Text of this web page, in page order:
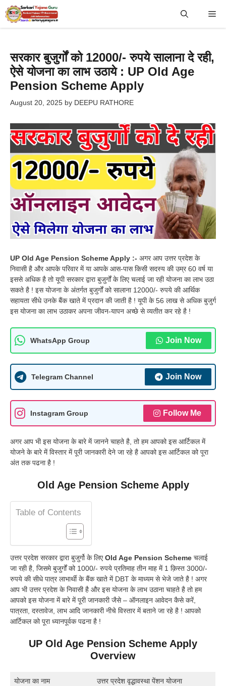
Skip
to
सरकार बुजुर्गों को 12000/- रुपये सालाना दे रही,
ऐसे योजना का लाभ उठाये : UP Old Age
Pension Scheme Apply
August 20, 2025 by DEEPU RATHORE
UP Old Age Pension Scheme Apply :- अगर आप उत्तर प्रदेश के
निवासी है और आपके परिवार में या आपके आस-पास किसी सदस्य की उम्र 60 वर्ष या
इससे अधिक है तो यूपी सरकार द्वारा बुजुर्गों के लिए चलाई जा रही योजना का लाभ उठा
सकते है ! इस योजना के अंतर्गत बुजुर्गों को सालाना 12000/- रुपये की आर्थिक
सहायता सीधे उनके बैंक खाते में प्रदान की जाती है ! यूपी के 56 लाख से अधिक बुजुर्ग
इस योजना का लाभ उठाकर अपना जीवन-यापन अच्छे से व्यतीत कर रहे है !
WhatsApp Group Join Now
Telegram Channel Join Now
Instagram Group Follow Me
अगर आप भी इस योजना के बारे में जानने चाहते है, तो हम आपको इस आर्टिकल में
योजने के बारे में विस्तार में पूरी जानकारी देने जा रहे है आपको इस आर्टिकल को पूरा
अंत तक पढना है !
Old Age Pension Scheme Apply
Table of Contents
उत्तर प्रदेश सरकार द्वारा बुजुर्गो के लिएOld Age Pension Scheme चलाई
जा रही है, जिसमे बुजुर्गों को 1000/- रुपये प्रतिमाह तीन माह में 1 क़िस्त 3000/-
रुपये की सीधे पात्र लाभार्थी के बैंक खाते में DBT के माध्यम से भेजे जाते है ! अगर
आप भी उत्तर प्रदेश के निवासी है और इस योजना के लाभ उठाना चाहते है तो हम
आपको इस योजना में बारे में पूरी जानकारी जैसे – ऑनलाइन आवेदन कैसे करें,
पात्रता, दस्तावेज, लाभ आदि जानकारी नीचे विस्तार में बताने जा रहे है ! आपको
आर्टिकल को पूरा ध्यानपूर्वक पढना है !
UP Old Age Pension Scheme Apply
Overview
योजना का नाम उत्तर प्रदेश वृद्धावस्था पेंशन योजना